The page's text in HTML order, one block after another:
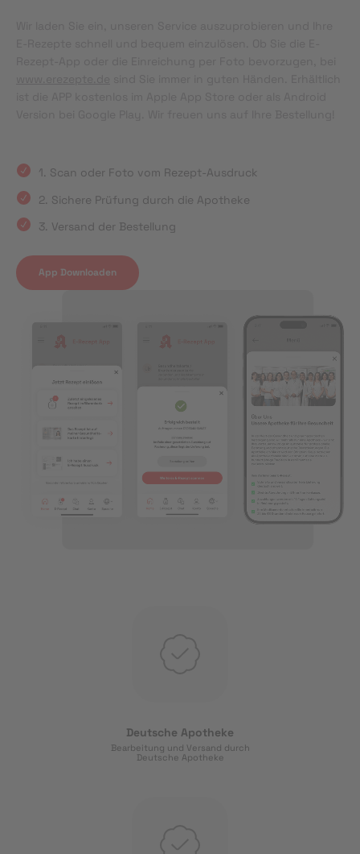
1. Scan oder Foto vom Rezept-Ausdruck
2. Sichere Prüfung durch die Apotheke
3. Versand der Bestellung
App Downloaden
Deutsche Apotheke
Bearbeitung und Versand durch
Deutsche Apotheke